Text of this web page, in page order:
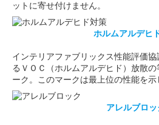
ットに寄せ付けません。
ホルムアルデヒ
インテリアファブリックス性能評価
るＶＯＣ（ホルムアルデヒド）放散
ーク。このマークは最上位の性能を示
アレルブロッ